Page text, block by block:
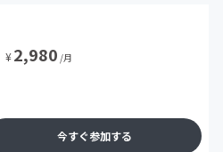
¥2,980 /月
今すぐ参加する